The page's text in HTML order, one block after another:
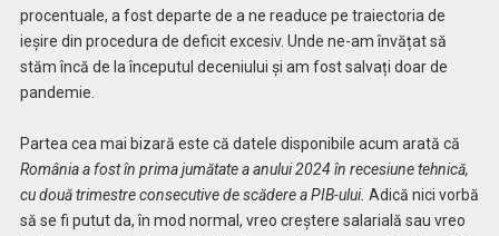
procentuale, a fost departe de a ne readuce pe traiectoria de
ieșire din procedura de deficit excesiv. Unde ne-am învățat să
stăm încă de la începutul deceniului și am fost salvați doar de
pandemie.
Partea cea mai bizară este că datele disponibile acum arată că
România a fost în prima jumătate a anului 2024 în recesiune tehnică,
cu două trimestre consecutive de scădere a PIB-ului. Adică nici vorbă
să se fi putut da, în mod normal, vreo creștere salarială sau vreo